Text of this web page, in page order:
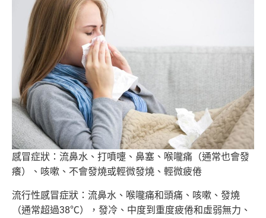
感冒症狀：流鼻水、打噴嚏、鼻塞、喉嚨痛（通常也會發
癢）、咳嗽 、不會發燒或輕微發燒、輕微疲倦
流行性感冒症狀：流鼻水、喉嚨痛和頭痛、咳嗽、發燒
（通常超過38℃），發冷、中度到重度疲倦和虛弱無力、